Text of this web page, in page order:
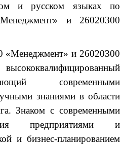
и русском языках по
и 26020300
«Менеджмент» и 26020300
современными
знаниями в области
Знаком с современными
предприятиями и
и бизнес-планированием